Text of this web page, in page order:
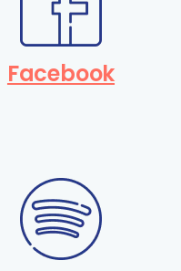
Facebook